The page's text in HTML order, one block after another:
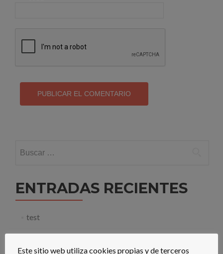
ENTRADAS RECIENTES
test
Acupuntura para la cefalea tensional crónica
Este sitio web utiliza cookies propias y de terceros